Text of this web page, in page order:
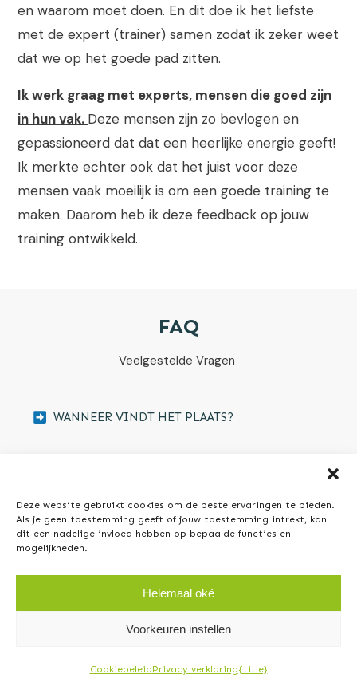
Deze website gebruikt cookies om de beste ervaringen te bieden.
Als je geen toestemming geeft of jouw toestemming intrekt, kan
dit een nadelige invloed hebben op bepaalde functies en
mogelijkheden.
Helemaal oké
Voorkeuren instellen
CookiebeleidPrivacy verklaring{title}
en waarom moet doen. En dit doe ik het liefste
met de expert (trainer) samen zodat ik zeker weet
dat we op het goede pad zitten.
Ik werk graag met experts, mensen die goed zijn
in hun vak. Deze mensen zijn zo bevlogen en
gepassioneerd dat dat een heerlijke energie geeft!
Ik merkte echter ook dat het juist voor deze
mensen vaak moeilijk is om een goede training te
maken. Daarom heb ik deze feedback op jouw
training ontwikkeld.
FAQ
Veelgestelde Vragen
WANNEER VINDT HET PLAATS?
TRAINING GESCHIKT?
WAT MOET IK AANLEVEREN?